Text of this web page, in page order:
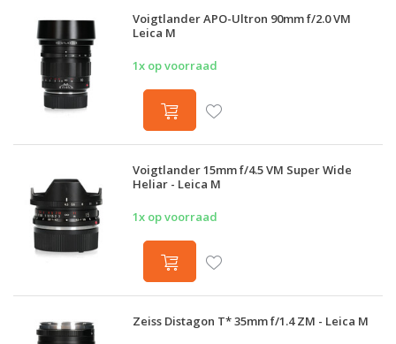
Voigtlander APO-Ultron 90mm f/2.0 VM
Leica M
1x op voorraad
Voigtlander 15mm f/4.5 VM Super Wide
Heliar - Leica M
1x op voorraad
Zeiss Distagon T* 35mm f/1.4 ZM - Leica M